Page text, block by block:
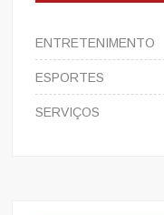
ENTRETENIMENTO
ESPORTES
SERVIÇOS